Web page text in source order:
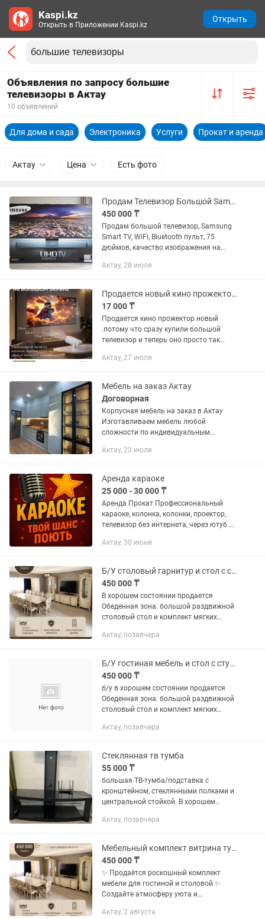
Объявления по запросу большие
телевизоры в Актау
10 объявлений
Для дома и сада Электроника Услуги Прокат и аренда
Актау Цена Есть фото
Продам Телевизор Большой Samsung Smart TV 75 дюймов, процессор Tizen.
450 000 ₸
Продам большой телевизор, Samsung
Smart TV, WiFi, Bluetooth пульт, 75
дюймов, качество изображения на
Актау, 28 июля
Продается новый кино прожектор как купили сразу купили большой телевизор
17 000 ₸
Продается кино прожектор новый
.потому что сразу купили большой
телевизор и теперь оно просто так
Каспий продам за 17.000 адрес Актау
Актау, 27 июля
Мебель на заказ Актау
Договорная
Корпусная мебель на заказ в Актау
Изготавливаем мебель любой
сложности по индивидуальным
функциональные и качественные
коммерческих...
Актау, 23 июля
Аренда караоке
25 000 - 30 000 ₸
Аренда Прокат Профессиональный
караоке, колонка, колонки, проектор,
телевизор без интернета, через ютуб с
кудалык, беташар, свадьба, день
Актау, 30 июня
Б/У столовый гарнитур и стол с стульями
450 000 ₸
В хорошем состоянии продается
Обеденная зона: большой раздвижной
столовый стол и комплект мягких
штук). ТВ-зона: длинная тумба под
Актау, позавчера
Б/У гостиная мебель и стол с стульями
450 000 ₸
б/у в хорошем состоянии продается
Обеденная зона: большой раздвижной
столовый стол и комплект мягких
штук). ТВ-зона: длинная тумба под
Актау, позавчера
Стеклянная тв тумба
55 000 ₸
большая ТВ-тумба/подставка с
кронштейном, стеклянными полками и
центральной стойкой. В хорошем
Актау, позавчера
Мебельный комплект витрина тумба под телевизор и обеденный стол со стульями
450 000 ₸
✨ Продаётся роскошный комплект
мебели для гостиной и столовой ✨
Создайте атмосферу уюта и
Классический гарнитур в благородном
Актау, 2 августа
Kaspi.kz
Открыть в Приложении Kaspi.kz
Открыть